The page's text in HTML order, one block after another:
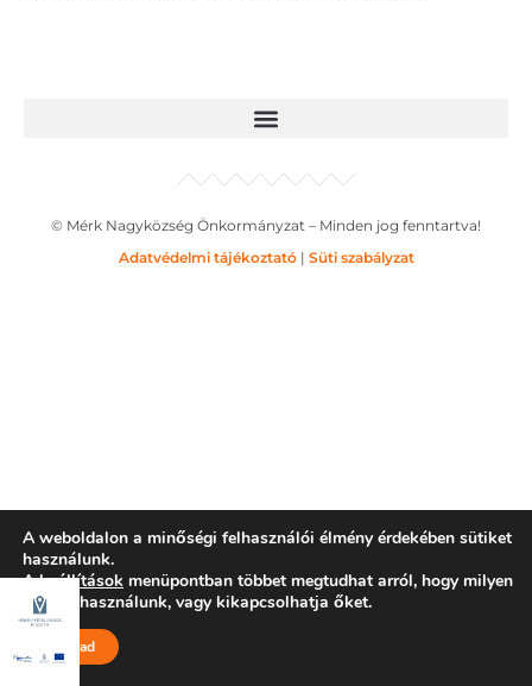
© Mérk Nagyközség Önkormányzat – Minden jog fenntartva!
Adatvédelmi tájékoztató| Süti szabályzat
A weboldalon a minőségi felhasználói élmény érdekében sütiket
használunk.
Abeállítások menüpontban többet megtudhat arról, hogy milyen
sütiket használunk, vagy kikapcsolhatja őket.
Elfogad